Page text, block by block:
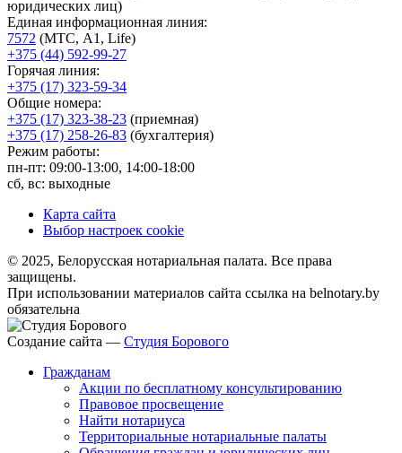
юридических лиц)
Единая информационная линия:
7572 (МТС, A1, Life)
+375 (44) 592-99-27
Горячая линия:
+375 (17) 323-59-34
Общие номера:
+375 (17) 323-38-23 (приемная)
+375 (17) 258-26-83 (бухгалтерия)
Режим работы:
пн-пт: 09:00-13:00, 14:00-18:00
сб, вс: выходные
Карта сайта
Выбор настроек cookie
© 2025, Белорусская нотариальная палата. Все права
защищены.
При использовании материалов сайта ссылка на belnotary.by
обязательна
Создание сайта — Студия Борового
Гражданам
Акции по бесплатному консультированию
Правовое просвещение
Найти нотариуса
Территориальные нотариальные палаты